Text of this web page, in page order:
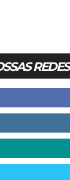
REDES